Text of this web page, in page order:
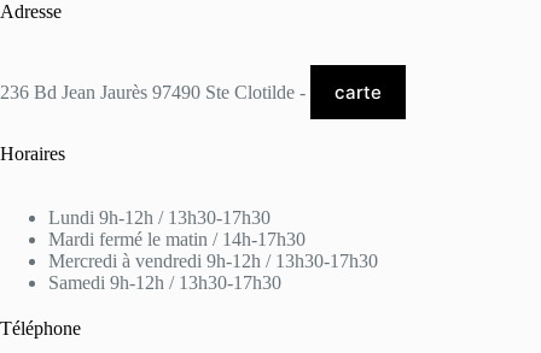
Adresse
236 Bd Jean Jaurès 97490 Ste Clotilde - carte
Horaires
Lundi 9h-12h / 13h30-17h30
Mardi fermé le matin / 14h-17h30
Mercredi à vendredi 9h-12h / 13h30-17h30
Samedi 9h-12h / 13h30-17h30
Téléphone